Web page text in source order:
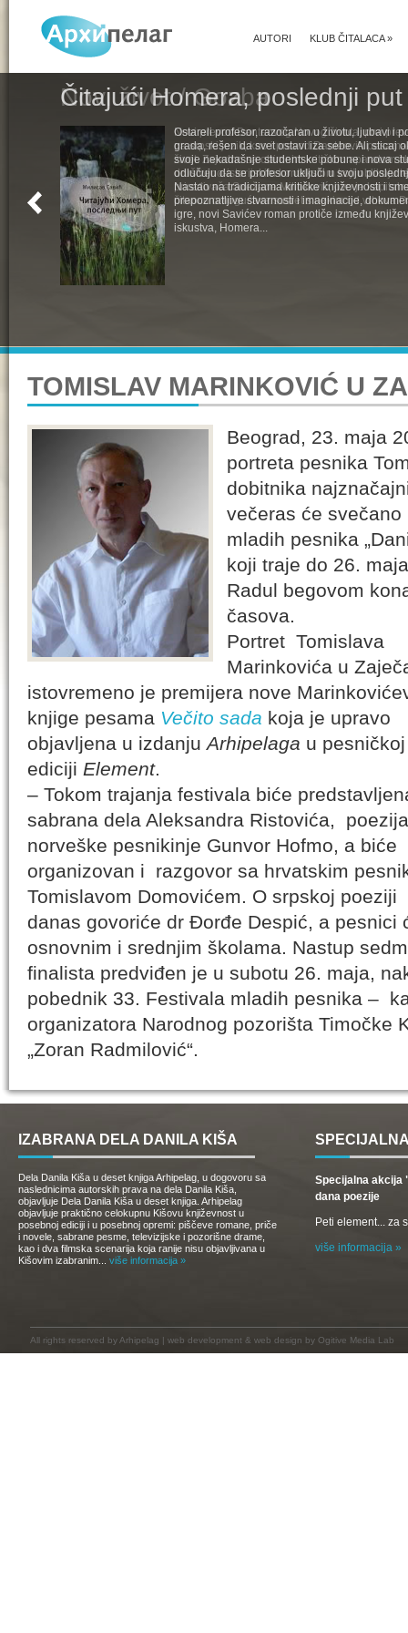
KLUB ČITALACA»
AUTORI
Čitajući Homera, poslednji put
Ostareli profesor, razočaran u životu, ljubavi i
grada, rešen da svet ostavi iza sebe. Ali sticaj
svoje nekadašnje studentske pobune i nova
odlučuju da se profesor uključi u svoju
Nastao na tradicijama kritičke književnosti i
prepoznatljive stvarnosti i imaginacije,
igre, novi Savićev roman protiče između
iskustva, Homera...
TOMISLAV MARINKOVIĆ U
Beograd, 23. maja
portreta pesnika
dobitnika
večeras će
mladih pesnika
koji traje do 26.
Radul begovom
časova.
Portret Tomislava
Marinkovića u
istovremeno je premijera nove
knjige pesama Večito sada koja je upravo
objavljena u izdanjuArhipelaga u pesničkoj
ediciji Element.
– Tokom trajanja festivala biće
sabrana dela Aleksandra Ristovića, poezija
norveške pesnikinje Gunvor Hofmo, a biće
organizovan i razgovor sa hrvatskim
Tomislavom Domovićem. O srpskoj poeziji
danas govoriće dr Đorđe Despić, a pesnici
osnovnim i srednjim školama. Nastup
finalista predviđen je u subotu 26. maja,
pobednik 33. Festivala mladih pesnika –
organizatora Narodnog pozorišta Timočke
„Zoran Radmilović“.
IZABRANA DELA DANILA KIŠA
Dela Danila Kiša u deset knjiga Arhipelag, u dogovoru sa
naslednicima autorskih prava na dela Danila Kiša,
objavljuje Dela Danila Kiša u deset knjiga. Arhipelag
objavljuje praktično celokupnu Kišovu književnost u
posebnoj ediciji i u posebnoj opremi: piščeve romane, priče
i novele, sabrane pesme, televizijske i pozorišne drame,
kao i dva filmska scenarija koja ranije nisu objavljivana u
Kišovim izabranim... više informacija »
Specijalna akcija
dana poezije
Peti element... za
više informacija »
All rights reserved by Arhipelag | web development & web design by Ogitive Media Lab